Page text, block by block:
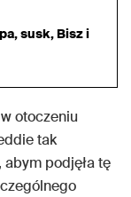
susk, Bisz i
otoczeniu
tak
abym podjęła tę